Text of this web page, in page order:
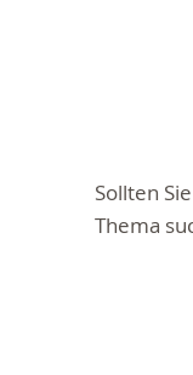
Sollten
Thema